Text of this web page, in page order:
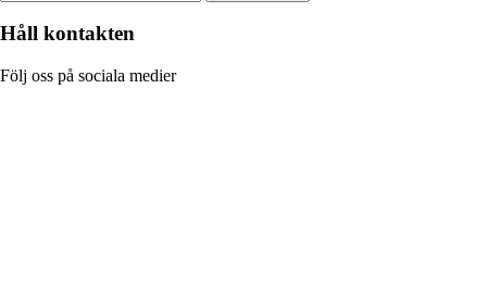
Håll kontakten
Följ oss på sociala medier